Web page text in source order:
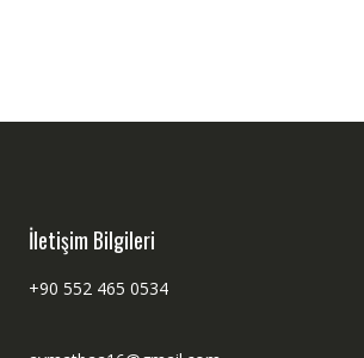
İletişim Bilgileri
+90 552 465 0534